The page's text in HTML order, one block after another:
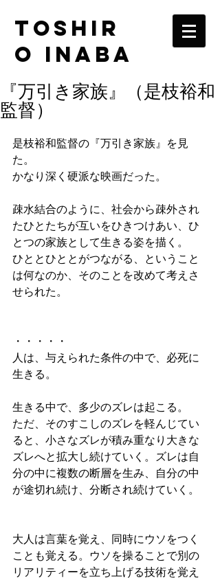
TOSHIR
O INABA
『万引き家族』（是枝裕和
監督）
是枝裕和監督の『万引き家族』を見
た。
かなり深く硬派な映画だった。
疎水結合のように、社会から疎外され
たひとたちが互いをひきつけあい、ひ
とつの家族として生きる姿を描く。
ひととひととがつながる、ということ
は何なのか、そのことを改めて考えさ
せられた。
・・・・・
人は、与えられた条件の中で、必死に
生きる。
生きる中で、多少のズレは起こる。
ただ、そのすこしのズレを軽んじてい
ると、小さなズレが積み重なり大きな
ズレへと拡大し続けていく。ズレは自
分の中に複数の断層を生み、自分の中
が途切れ続け、分断され続けていく。
大人は言葉を覚え、同時にウソをつく
ことも覚える。ウソを操ることで別の
リアリティーを立ち上げる技術を覚え